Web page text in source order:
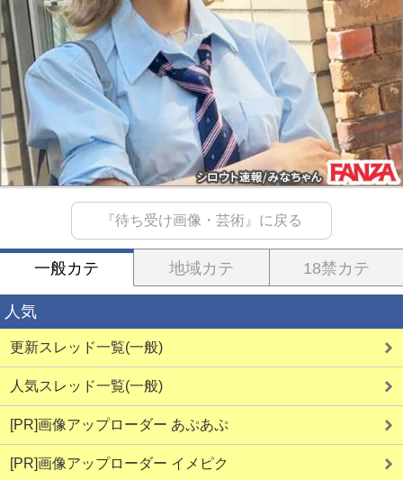
『待ち受け画像・芸術』に戻る
一般カテ 地域カテ 18禁カテ
人気
更新スレッド一覧(一般)
人気スレッド一覧(一般)
[PR]画像アップローダー あぷあぷ
[PR]画像アップローダー イメピク